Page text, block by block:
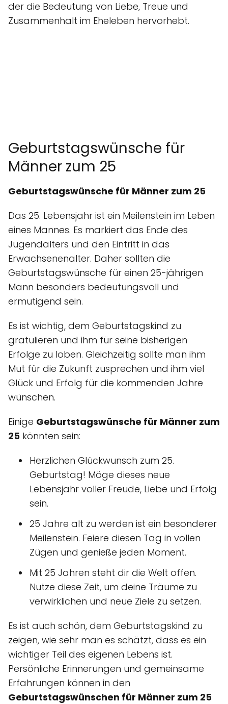
der die Bedeutung von Liebe, Treue und
Zusammenhalt im Eheleben hervorhebt.
Geburtstagswünsche für
Männer zum 25
Geburtstagswünsche für Männer zum 25
Das 25. Lebensjahr ist ein Meilenstein im Leben
eines Mannes. Es markiert das Ende des
Jugendalters und den Eintritt in das
Erwachsenenalter. Daher sollten die
Geburtstagswünsche für einen 25-jährigen
Mann besonders bedeutungsvoll und
ermutigend sein.
Es ist wichtig, dem Geburtstagskind zu
gratulieren und ihm für seine bisherigen
Erfolge zu loben. Gleichzeitig sollte man ihm
Mut für die Zukunft zusprechen und ihm viel
Glück und Erfolg für die kommenden Jahre
wünschen.
Einige Geburtstagswünsche für Männer zum
25 könnten sein:
Herzlichen Glückwunsch zum 25.
Geburtstag! Möge dieses neue
Lebensjahr voller Freude, Liebe und Erfolg
sein.
25 Jahre alt zu werden ist ein besonderer
Meilenstein. Feiere diesen Tag in vollen
Zügen und genieße jeden Moment.
Mit 25 Jahren steht dir die Welt offen.
Nutze diese Zeit, um deine Träume zu
verwirklichen und neue Ziele zu setzen.
Es ist auch schön, dem Geburtstagskind zu
zeigen, wie sehr man es schätzt, dass es ein
wichtiger Teil des eigenen Lebens ist.
Persönliche Erinnerungen und gemeinsame
Erfahrungen können in den
Geburtstagswünschen für Männer zum 25